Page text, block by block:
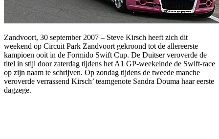
Zandvoort, 30 september 2007 – Steve Kirsch heeft zich dit
weekend op Circuit Park Zandvoort gekroond tot de allereerste
kampioen ooit in de Formido Swift Cup. De Duitser veroverde de
titel in stijl door zaterdag tijdens het A1 GP-weekeinde de Swift-race
op zijn naam te schrijven. Op zondag tijdens de tweede manche
veroverde verrassend Kirsch’ teamgenote Sandra Douma haar eerste
dagzege.